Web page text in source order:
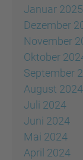
Januar 2025
Dezember
November
Oktober
September
August 2024
Juli 2024
Juni 2024
Mai 2024
April 2024